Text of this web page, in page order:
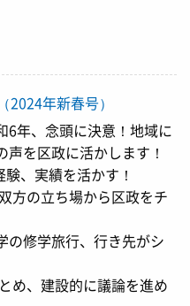
年新春号）
年、念頭に決意！地域に
を区政に活かします！
、実績を活かす！
方の立ち場から区政をチ
修学旅行、行き先がシ
め、建設的に議論を進め